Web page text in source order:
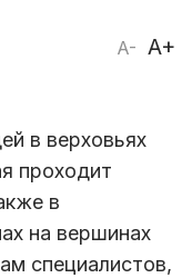
A- A+
в верховьях
проходит
в
на вершинах
специалистов,